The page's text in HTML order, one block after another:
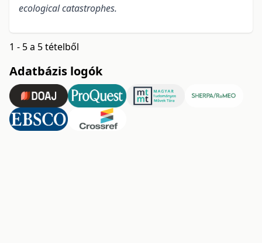
ecological catastrophes.
1 - 5 a 5 tételből
Adatbázis logók